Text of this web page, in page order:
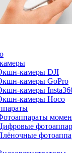
камеры DJI
камеры GoPro
камеры
камеры Hoco